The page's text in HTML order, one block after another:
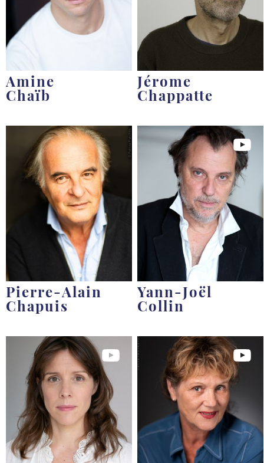
Amine
Chaïb
Jérome
Chappatte
Pierre-Alain
Chapuis
Yann-Joël
Collin